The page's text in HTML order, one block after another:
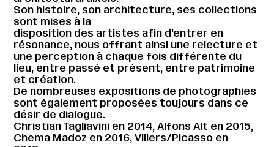
Son histoire, son architecture, ses collections
sont mises à la
disposition des artistes afin d’entrer en
résonance, nous offrant ainsi une relecture et
une perception à chaque fois différente du
lieu, entre passé et présent, entre patrimoine
et création.
De nombreuses expositions de photographies
sont également proposées toujours dans ce
désir de dialogue.
Christian Tagliavini en 2014, Alfons Alt en 2015,
Chema Madoz en 2016, Villers/Picasso en